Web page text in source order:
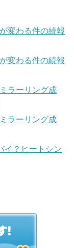
変わる件の続報
変わる件の続報
ラーリング成
ラーリング成
イ？ヒートシン